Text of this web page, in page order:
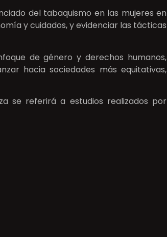
del tabaquismo en las mujeres en
y cuidados, y evidenciar las tácticas
de género y derechos humanos,
hacia sociedades más equitativas,
se referirá a estudios realizados por